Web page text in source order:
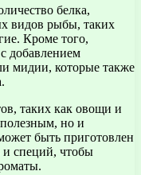
белка,
видов рыбы, таких
Кроме того,
добавлением
мидии, которые также
таких как овощи и
но и
быть приготовлен
и специй, чтобы